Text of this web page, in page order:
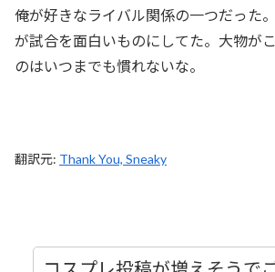
俺が好きなライバル関係の一つだった
が試合を面白いものにしてた。大物が
のはいつまでも慣れないな。
翻訳元: Thank You, Sneaky